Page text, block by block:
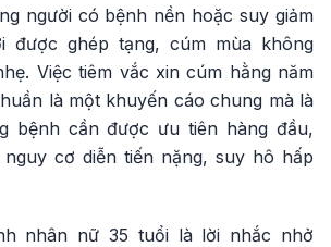
người có bệnh nền hoặc suy giảm
được ghép tạng, cúm mùa không
Việc tiêm vắc xin cúm hằng năm
là một khuyến cáo chung mà là
bệnh cần được ưu tiên hàng đầu,
cơ diễn tiến nặng, suy hô hấp
nhân nữ 35 tuổi là lời nhắc nhở